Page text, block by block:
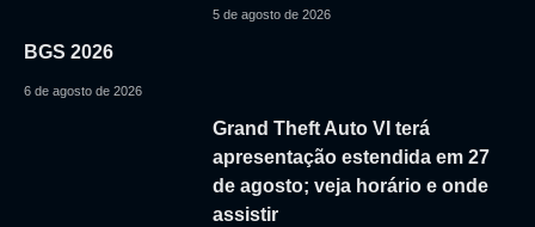
5 de agosto de 2026
BGS 2026
6 de agosto de 2026
Grand Theft Auto VI terá
apresentação estendida em 27
de agosto; veja horário e onde
assistir